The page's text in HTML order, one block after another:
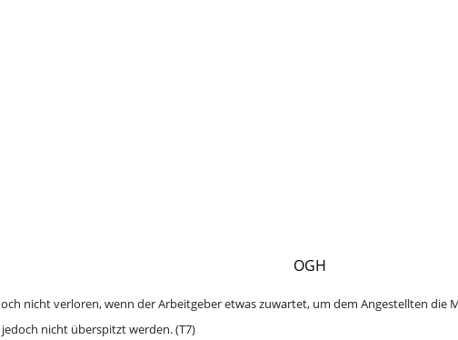
OGH
nicht verloren, wenn der Arbeitgeber etwas zuwartet, um dem Angestellten
nicht überspitzt werden. (T7)